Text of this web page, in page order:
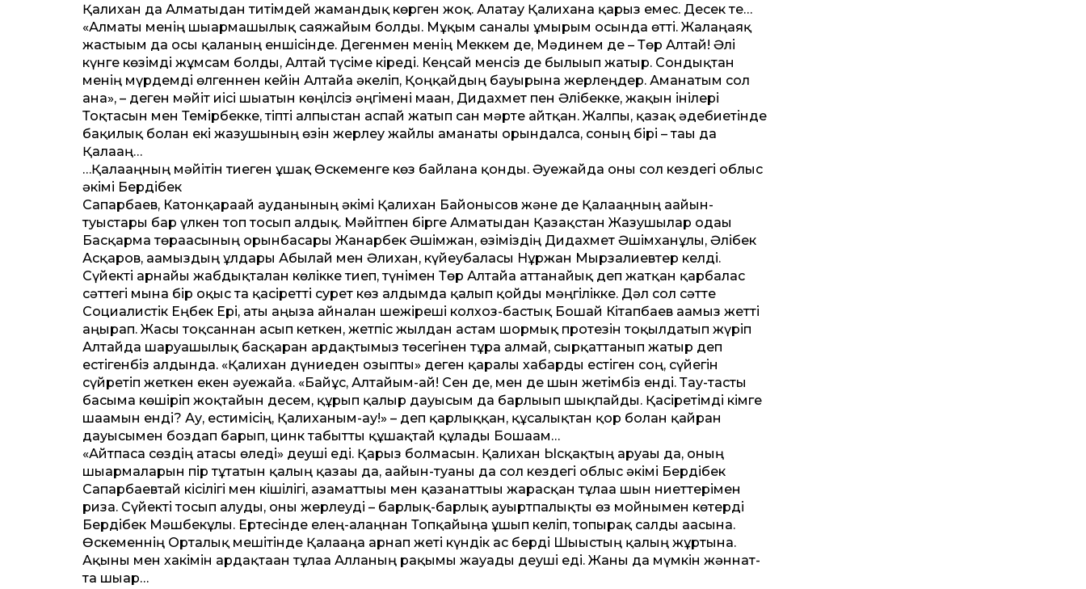
Қалихан да Алматыдан титімдей жамандық көрген жоқ. Алатау Қалиханға қарыз емес. Десек те…
«Алматы менің шығармашылық саяжа­йым болды. Мұқым саналы ғұмырым осында өт­ті. Жалаңаяқ
жастығым да осы қаланың еншісінде. Дегенмен менің Меккем де, Мәдинем де – Төр Алтай! Әлі
күнге көзімді жұмсам болды, Алтай түсіме кіреді. Кеңсай менсіз де былығып жатыр. Сондықтан
менің мүрдемді өлгеннен ке­йін Алтайға әкеліп, Қоңқайдың бауырына жерлеңдер. Аманатым сол
ғана», – деген мәйіт иісі шығатын көңілсіз әңгімені маған, Дидахмет пен Әлібекке, жақын інілері
Тоқтасын мен Темірбекке, тіпті алпыстан аспай жатып сан мәрте айт­қан. Жалпы, қазақ әдебиетінде
бақилық болған екі жазушының өзін жерлеу жайлы аманаты орындалса, соның бірі – тағы да
Қалағаң…
…Қалағаңның мәйітін тиеген ұшақ Өскеменге көз байлана қонды. Әуежайда оны сол кез­дегі облыс
әкімі Бердібек
Сапарбаев, Катонқарағай ауданының әкімі Қалихан Байғонысов және де Қалағаңның ағайын-
туыстары бар үлкен топ тосып алдық. Мәйітпен бірге Алматыдан Қазақ­стан Жазушылар одағы
Басқарма төрағасының орынбасары Жанарбек Әшімжан, өзіміздің Дидахмет Әшімханұлы, Әлібек
Асқаров, ағамыздың ұлдары Абылай мен Әлихан, күйеубаласы Нұржан Мырзалиевтер келді.
Сүйекті арнайы жабдықталған көлікке тиеп, түнімен Төр Алтайға ат­танайық деп жатқан қарбалас
сәт­тегі мына бір оқыс та қасірет­ті сурет көз алдымда қалып қойды мәңгілікке. Дәл сол сәт­те
Социалистік Еңбек Ері, аты аңызға айналған шежіреші колхоз-бастық Бошай Кітапбаев ағамыз жет­ті
аңырап. Жасы тоқсаннан асып кеткен, жетпіс жылдан астам шормық протезін тоқылдатып жүріп
Алтайда шаруашылық басқарған ардақтымыз төсегінен тұра алмай, сырқат­танып жатыр деп
естігенбіз алдында. «Қалихан дүниеден озыпты» деген қаралы хабарды естіген соң, сүйегін
сүйретіп жеткен екен әуежайға. «Байғұс, Алтайым-ай! Сен де, мен де шын жетімбіз енді. Тау-тасты
басыма көшіріп жоқтайын десем, құрып қалғыр дауысым да барлығып шықпайды. Қасіретімді кімге
шағамын енді? Ау, естимісің, Қалиханым-ау!» – деп қарлыққан, құсалықтан қор болған қайран
дауысымен боздап барып, цинк табыт­ты құшақтай құлады Бошағам…
«Айтпаса сөздің атасы өледі» деу­ші еді. Қарыз болмасын. Қалихан Ысқақтың аруағы да, оның
шығармаларын пір тұтатын қалың қазағы да, ағайын-туғаны да сол кез­дегі облыс әкімі Бердібек
Сапарбаевтай кісілігі мен кішілігі, азамат­тығы мен қазанат­тығы жарасқан тұлғаға шын ниет­терімен
риза. Сүйекті тосып алуды, оны жерлеуді – барлық-барлық ауыртпалықты өз мойнымен көтерді
Бердібек Мәшбекұлы. Ертесінде елең-алаңнан Топқа­йыңға ұшып келіп, топырақ салды ағасына.
Өскеменнің Орталық мешітінде Қалағаңа арнап жеті күндік ас берді Шығыстың қалың жұртына.
Ақыны мен хакімін ардақтаған тұлғаға Алланың рақымы жауады деуші еді. Жаны да мүмкін жәннат­
та шығар…